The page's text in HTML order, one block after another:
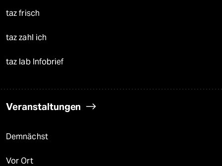
taz frisch
taz zahl ich
taz lab Infobrief
Veranstaltungen
Demnächst
Vor Ort